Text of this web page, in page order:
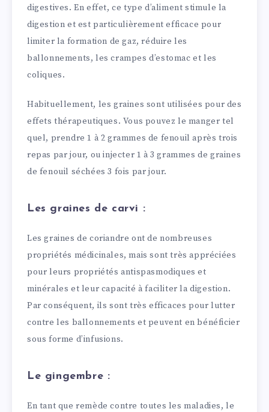
digestives. En effet, ce type d’aliment stimule la
digestion et est particulièrement efficace pour
limiter la formation de gaz, réduire les
ballonnements, les crampes d’estomac et les
coliques.
Habituellement, les graines sont utilisées pour des
effets thérapeutiques. Vous pouvez le manger tel
quel, prendre 1 à 2 grammes de fenouil après trois
repas par jour, ou injecter 1 à 3 grammes de graines
de fenouil séchées 3 fois par jour.
Les graines de carvi :
Les graines de coriandre ont de nombreuses
propriétés médicinales, mais sont très appréciées
pour leurs propriétés antispasmodiques et
minérales et leur capacité à faciliter la digestion.
Par conséquent, ils sont très efficaces pour lutter
contre les ballonnements et peuvent en bénéficier
sous forme d’infusions.
Le gingembre :
En tant que remède contre toutes les maladies, le